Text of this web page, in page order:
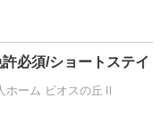
必須/ショートステイ
ホーム ビオスの丘Ⅱ